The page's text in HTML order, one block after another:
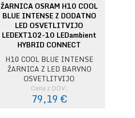
ŽARNICA OSRAM H10 COOL
BLUE INTENSE Z DODATNO
LED OSVETLITVIJO
LEDEXT102-10 LEDambient
HYBRID CONNECT
H10 COOL BLUE INTENSE
ŽARNICA Z LED BARVNO
OSVETLITVIJO
Cena z DDV:
79,19 €